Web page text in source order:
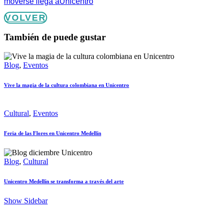
VOLVER
También de puede gustar
Blog, Eventos
Vive la magia de la cultura colombiana en Unicentro
Cultural, Eventos
Feria de las Flores en Unicentro Medellín
Blog, Cultural
Unicentro Medellín se transforma a través del arte
Show Sidebar